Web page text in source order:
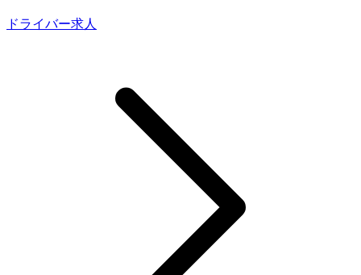
ドライバー求人